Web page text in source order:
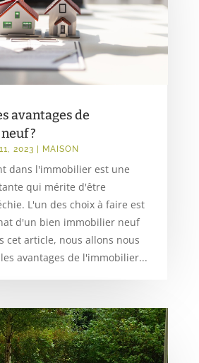
avantages de
?
2023 MAISON
dans l'immobilier est une
qui mérite d'être
L'un des choix à faire est
d'un bien immobilier neuf
cet article, nous allons nous
avantages de l'immobilier...